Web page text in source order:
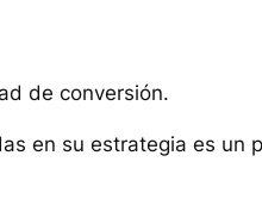
de conversión.
en su estrategia es un